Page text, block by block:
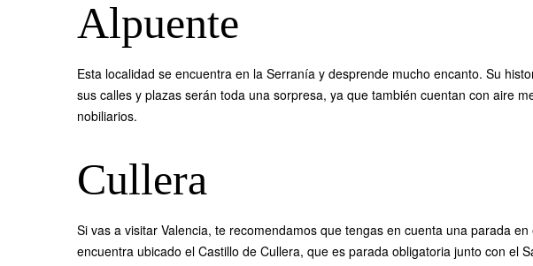
Alpuente
Esta localidad se encuentra en la Serranía y desprende mucho encanto. Su
sus calles y plazas serán toda una sorpresa, ya que también cuentan con aire
nobiliarios.
Cullera
Si vas a visitar Valencia, te recomendamos que tengas en cuenta una parada
encuentra ubicado el Castillo de Cullera, que es parada obligatoria junto con el